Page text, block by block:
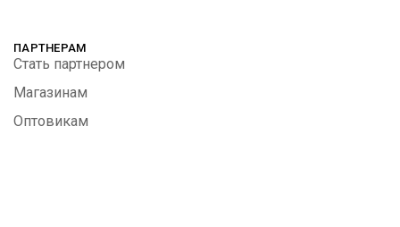
ПАРТНЕРАМ
Стать партнером
Магазинам
Оптовикам